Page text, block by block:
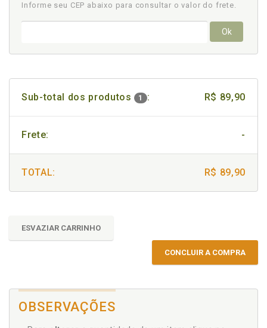
Informe seu CEP abaixo para consultar o valor do frete.
Ok
Sub-total dos produtos 1 : R$ 89,90
Frete: -
TOTAL: R$ 89,90
ESVAZIAR CARRINHO
CONCLUIR A COMPRA
OBSERVAÇÕES